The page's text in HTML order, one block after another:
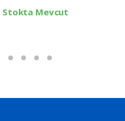
Stokta Mevcut